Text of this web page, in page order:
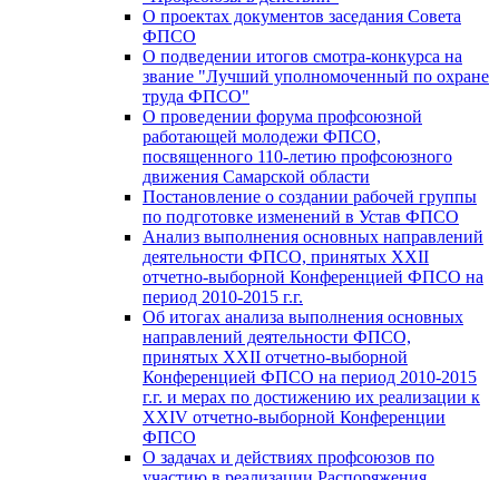
О проектах документов заседания Совета
ФПСО
О подведении итогов смотра-конкурса на
звание "Лучший уполномоченный по охране
труда ФПСО"
О проведении форума профсоюзной
работающей молодежи ФПСО,
посвященного 110-летию профсоюзного
движения Самарской области
Постановление о создании рабочей группы
по подготовке изменений в Устав ФПСО
Анализ выполнения основных направлений
деятельности ФПСО, принятых XXII
отчетно-выборной Конференцией ФПСО на
период 2010-2015 г.г.
Об итогах анализа выполнения основных
направлений деятельности ФПСО,
принятых XXII отчетно-выборной
Конференцией ФПСО на период 2010-2015
г.г. и мерах по достижению их реализации к
XXIV отчетно-выборной Конференции
ФПСО
О задачах и действиях профсоюзов по